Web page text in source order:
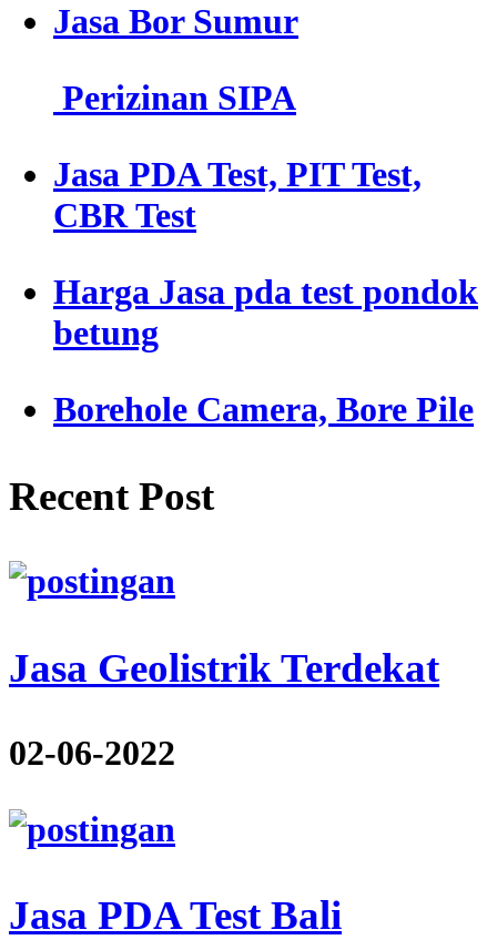
Jasa Bor Sumur
Perizinan SIPA
Jasa PDA Test, PIT Test,
CBR Test
Harga Jasa pda test pondok
betung
Borehole Camera, Bore Pile
Recent Post
Jasa Geolistrik Terdekat
02-06-2022
Jasa PDA Test Bali